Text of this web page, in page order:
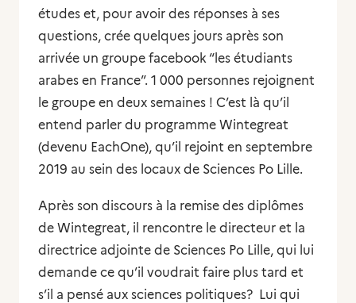
études et, pour avoir des réponses à ses
questions, crée quelques jours après son
arrivée un groupe facebook “les étudiants
arabes en France”. 1 000 personnes rejoignent
le groupe en deux semaines ! C’est là qu’il
entend parler du programme Wintegreat
(devenu EachOne), qu’il rejoint en septembre
2019 au sein des locaux de Sciences Po Lille.
Après son discours à la remise des diplômes
de Wintegreat, il rencontre le directeur et la
directrice adjointe de Sciences Po Lille, qui lui
demande ce qu’il voudrait faire plus tard et
s’il a pensé aux sciences politiques? Lui qui